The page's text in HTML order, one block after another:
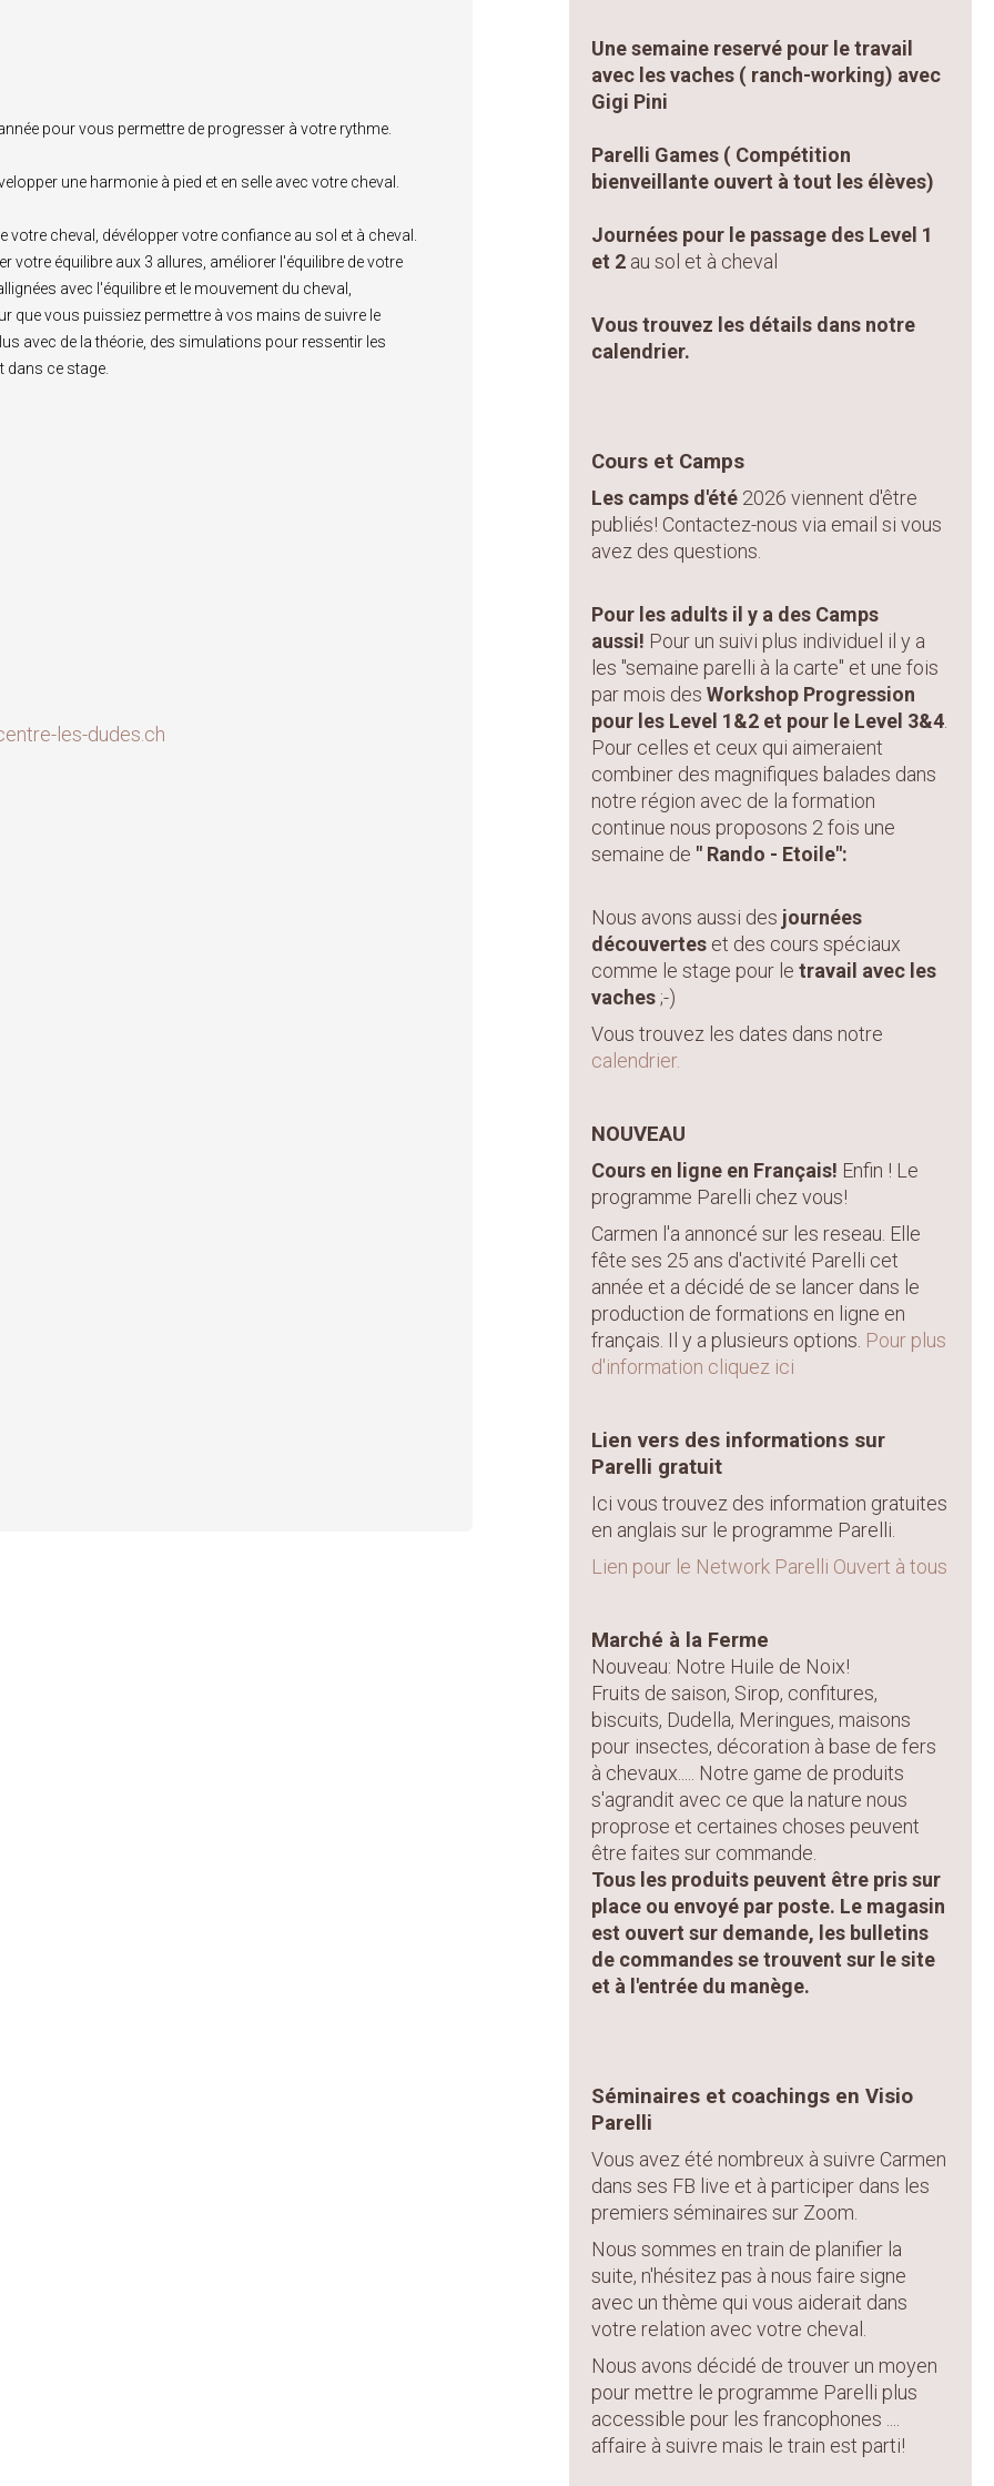
pour vous permettre de progresser à votre rythme.
une harmonie à pied et en selle avec votre cheval.
votre cheval, dévélopper votre confiance au sol et à cheval.
votre équilibre aux 3 allures, améliorer l'équilibre de votre
avec l'équilibre et le mouvement du cheval,
que vous puissiez permettre à vos mains de suivre le
avec de la théorie, des simulations pour ressentir les
dans ce stage.
les-dudes.ch
Une semaine reservé pour le travail
avec les vaches ( ranch-working) avec
Gigi Pini
Parelli Games ( Compétition
bienveillante ouvert à tout les élèves)
Journées pour le passage des Level 1
et 2au sol et à cheval
Vous trouvez les détails dans notre
calendrier.
Cours et Camps
Les camps d'été2026 viennent d'être
publiés! Contactez-nous via email si vous
avez des questions.
Pour les adults il y a des Camps
aussi! Pour un suivi plus individuel il y a
les "semaine parelli à la carte" et une fois
par mois des Workshop Progression
pour les Level 1&2 et pour le Level 3&4.
Pour celles et ceux qui aimeraient
combiner des magnifiques balades dans
notre région avec de la formation
continue nous proposons 2 fois une
semaine de " Rando - Etoile":
Nous avons aussi des journées
découverteset des cours spéciaux
comme le stage pour le travail avec les
vaches;-)
Vous trouvez les dates dans notre
calendrier.
NOUVEAU
Cours en ligne en Français! Enfin ! Le
programme Parelli chez vous!
Carmen l'a annoncé sur les reseau. Elle
fête ses 25 ans d'activité Parelli cet
année et a décidé de se lancer dans le
production de formations en ligne en
français. Il y a plusieurs options. Pour plus
d'information cliquez ici
Lien vers des informations sur
Parelli gratuit
Ici vous trouvez des information gratuites
en anglais sur le programme Parelli.
Lien pour le Network Parelli Ouvert à tous
Marché à la Ferme
Nouveau: Notre Huile de Noix!
Fruits de saison, Sirop, confitures,
biscuits, Dudella, Meringues, maisons
pour insectes, décoration à base de fers
à chevaux..... Notre game de produits
s'agrandit avec ce que la nature nous
proprose et certaines choses peuvent
être faites sur commande.
Tous les produits peuvent être pris sur
place ou envoyé par poste. Le magasin
est ouvert sur demande, les bulletins
de commandes se trouvent sur le site
et à l'entrée du manège.
Séminaires et coachings en Visio
Parelli
Vous avez été nombreux à suivre Carmen
dans ses FB live et à participer dans les
premiers séminaires sur Zoom.
Nous sommes en train de planifier la
suite, n'hésitez pas à nous faire signe
avec un thème qui vous aiderait dans
votre relation avec votre cheval.
Nous avons décidé de trouver un moyen
pour mettre le programme Parelli plus
accessible pour les francophones ....
affaire à suivre mais le train est parti!